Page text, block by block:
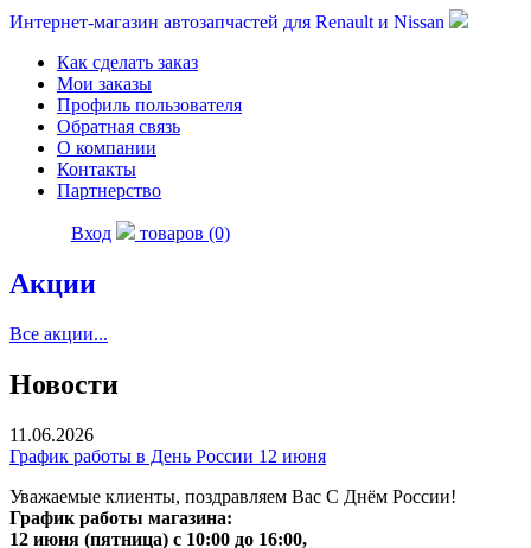
Интернет-магазин автозапчастей для Renault и Nissan
Как сделать заказ
Мои заказы
Профиль пользователя
Обратная связь
О компании
Контакты
Партнерство
Вход товаров (0)
Акции
Все акции...
Новости
11.06.2026
График работы в День России 12 июня
Уважаемые клиенты, поздравляем Вас С Днём России!
График работы магазина:
12 июня (пятница) с 10:00 до 16:00,